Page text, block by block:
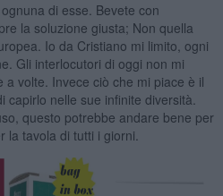
di esse. Bevete con
la soluzione giusta; Non quella
Io da Cristiano mi limito, ogni
Gli interlocutori di oggi non mi
a volte. Invece ciò che mi piace è il
nelle sue infinite diversità.
questo potrebbe andare bene per
la tavola di tutti i giorni.